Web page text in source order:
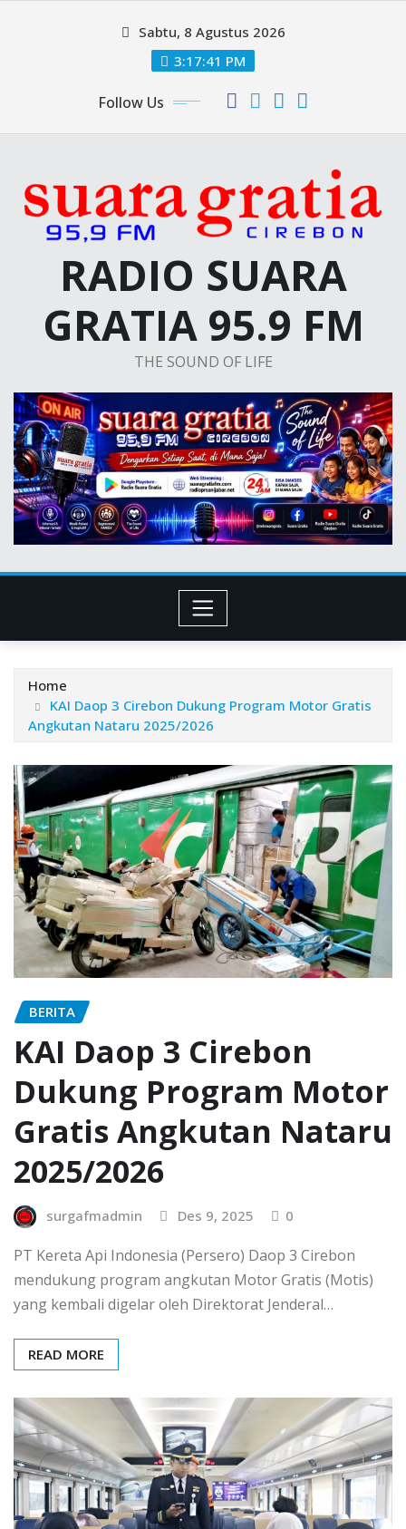
Sabtu, 8 Agustus 2026
3:17:42 PM
Follow Us
RADIO SUARA
GRATIA 95.9 FM
THE SOUND OF LIFE
Home
KAI Daop 3 Cirebon Dukung Program Motor Gratis
Angkutan Nataru 2025/2026
BERITA
KAI Daop 3 Cirebon
Dukung Program Motor
Gratis Angkutan Nataru
2025/2026
surgafmadmin Des 9, 2025 0
PT Kereta Api Indonesia (Persero) Daop 3 Cirebon
mendukung program angkutan Motor Gratis (Motis)
yang kembali digelar oleh Direktorat Jenderal…
READ MORE